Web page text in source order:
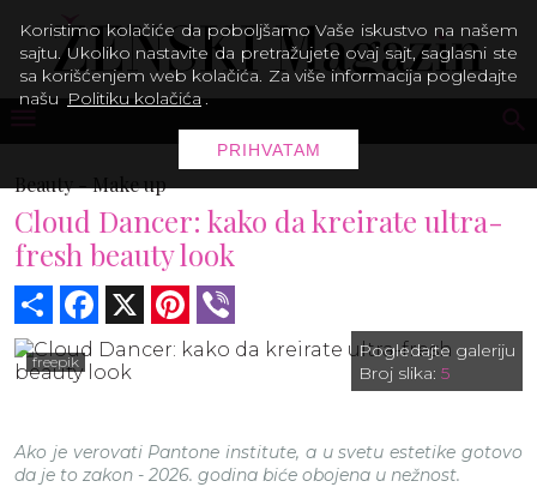
Beauty -Make up
Cloud Dancer: kako da kreirate ultra-
fresh beauty look
Share Facebook Pinterest
freepik
Pogledajte galeriju
Broj slika: 5
Ako je verovati Pantone institute, a u svetu estetike gotovo
da je to zakon - 2026. godina biće obojena u nežnost.
Koristimo kolačiće da poboljšamo Vaše iskustvo na našem
sajtu. Ukoliko nastavite da pretražujete ovaj sajt, saglasni ste
sa korišćenjem web kolačića. Za više informacija pogledajte
našu Politiku kolačića .
PRIHVATAM